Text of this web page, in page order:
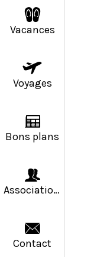
Vacances
Voyages
Bons plans
Associations
Contact